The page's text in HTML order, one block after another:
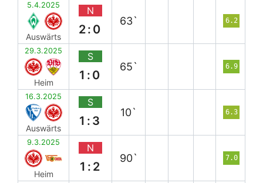
5.4.2025
Auswärts
N
2:0
63` 6.2
29.3.2025
Heim
S
1:0
65` 6.9
16.3.2025
Auswärts
S
1:3
10` 6.3
9.3.2025
Heim
N
1:2
90` 7.0